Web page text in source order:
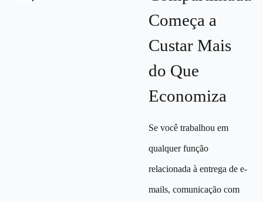
Começa a
Custar Mais
do Que
Economiza
Se você trabalhou em
qualquer função
relacionada à entrega de e-
mails, comunicação com